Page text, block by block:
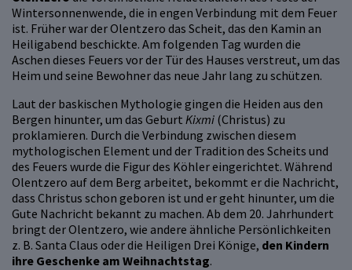
Wintersonnenwende, die in engen Verbindung mit dem Feuer
ist. Früher war der Olentzero das Scheit, das den Kamin an
Heiligabend beschickte. Am folgenden Tag wurden die
Aschen dieses Feuers vor der Tür des Hauses verstreut, um das
Heim und seine Bewohner das neue Jahr lang zu schützen.
Laut der baskischen Mythologie gingen die Heiden aus den
Bergen hinunter, um das Geburt Kixmi (Christus) zu
proklamieren. Durch die Verbindung zwischen diesem
mythologischen Element und der Tradition des Scheits und
des Feuers wurde die Figur des Köhler eingerichtet. Während
Olentzero auf dem Berg arbeitet, bekommt er die Nachricht,
dass Christus schon geboren ist und er geht hinunter, um die
Gute Nachricht bekannt zu machen. Ab dem 20. Jahrhundert
bringt der Olentzero, wie andere ähnliche Persönlichkeiten
z. B. Santa Claus oder die Heiligen Drei Könige, den Kindern
ihre Geschenke am Weihnachtstag.